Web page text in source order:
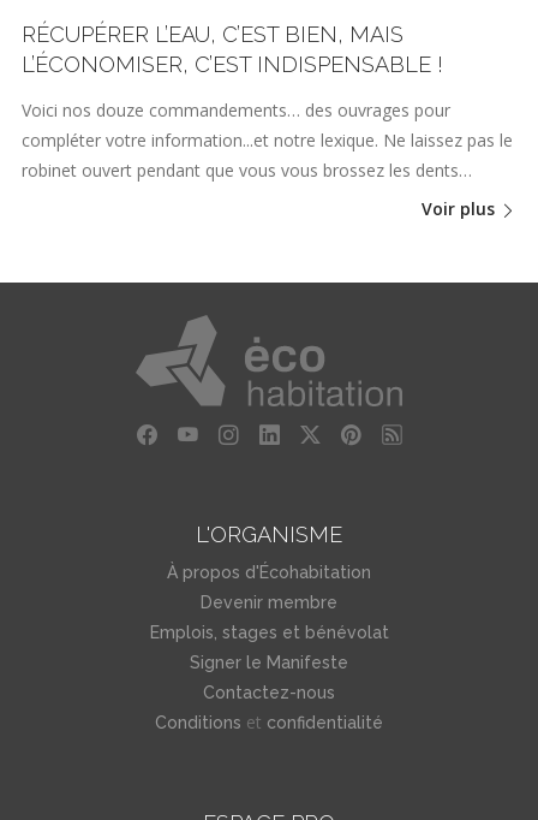
RÉCUPÉRER L’EAU, C’EST BIEN, MAIS
L’ÉCONOMISER, C’EST INDISPENSABLE !
Voici nos douze commandements… des ouvrages pour
compléter votre information...et notre lexique. Ne laissez pas le
robinet ouvert pendant que vous vous brossez les dents…
Voir plus
L'ORGANISME
À propos d'Écohabitation
Devenir membre
Emplois, stages et bénévolat
Signer le Manifeste
Contactez-nous
Conditions et confidentialité